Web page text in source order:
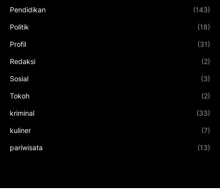
Pendidikan (143)
Politik (18)
Profil (31)
Redaksi (2)
Sosial (3)
Tokoh (2)
kriminal (33)
kuliner (7)
pariwisata (13)